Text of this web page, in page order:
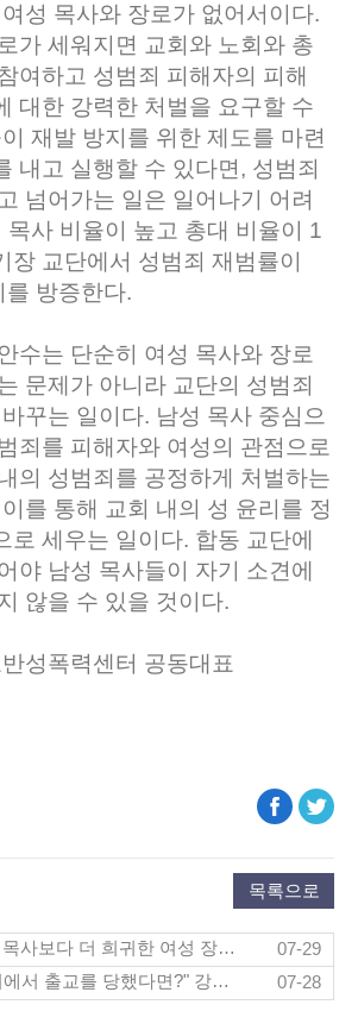
성 목사와 장로가 없어서이다.
가 세워지면 교회와 노회와 총
여하고 성범죄 피해자의 피해
대한 강력한 처벌을 요구할 수
재발 방지를 위한 제도를 마련
내고 실행할 수 있다면, 성범죄
넘어가는 일은 일어나기 어려
목사 비율이 높고 총대 비율이 1
장 교단에서 성범죄 재범률이
방증한다.
수는 단순히 여성 목사와 장로
문제가 아니라 교단의 성범죄
꾸는 일이다. 남성 목사 중심으
죄를 피해자와 여성의 관점으로
의 성범죄를 공정하게 처벌하는
를 통해 교회 내의 성 윤리를 정
로 세우는 일이다. 합동 교단에
야 남성 목사들이 자기 소견에
않을 수 있을 것이다.
성폭력센터 공동대표
목록으로
[포럼연재] 여성 목사보다 더 희귀한 여성 장로 (뉴스앤조이 7/29)
07-29
[기획영상] "교회에서 출교를 당했다면?" 강문대 변호사 (기독미디어로고스TV 7/25)
07-28